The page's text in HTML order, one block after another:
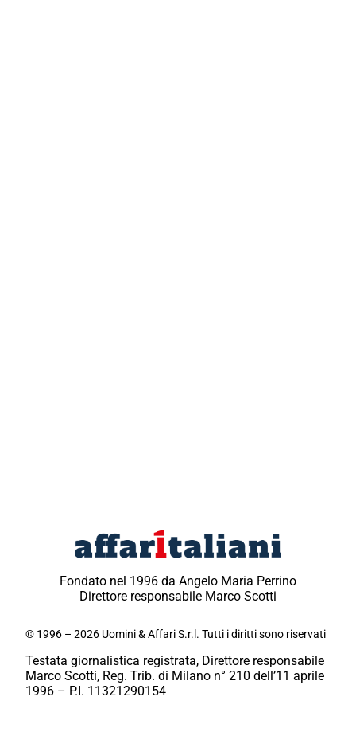
Fondato nel 1996 da Angelo Maria Perrino
Direttore responsabile Marco Scotti
© 1996 – 2026 Uomini & Affari S.r.l. Tutti i diritti sono riservati
Testata giornalistica registrata, Direttore responsabile
Marco Scotti, Reg. Trib. di Milano n° 210 dell’11 aprile
1996 – P.I. 11321290154